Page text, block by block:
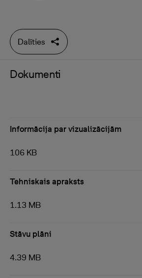
Dalīties
Dokumenti
Informācija par vizualizācijām
106 KB
Tehniskais apraksts
1.13 MB
Stāvu plāni
4.39 MB